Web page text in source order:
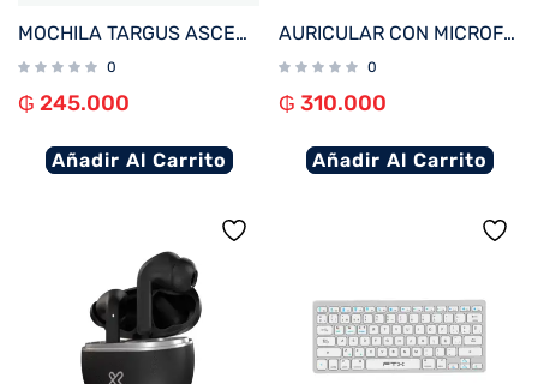
MOCHILA TARGUS ASCEND NEGRO 16″
0
₲ 245.000
Añadir Al Carrito
AURICULAR CON MICROFONO KLIP KWH-750GR STYLE HEADPH BLUETOOTH/ 1 JACK 3.5MM GRIS
0
₲ 310.000
Añadir Al Carrito